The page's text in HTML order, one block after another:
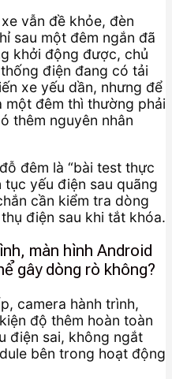
vẫn đề khỏe, đèn
sau một đêm ngắn đã
khởi động được, chủ
điện đang có tải
xe yếu dần, nhưng để
một đêm thì thường phải
thêm nguyên nhân
đêm là “bài test thực
tục yếu điện sau quãng
cần kiểm tra dòng
điện sau khi tắt khóa.
màn hình Android
gây dòng rò không?
camera hành trình,
độ thêm hoàn toàn
điện sai, không ngắt
bên trong hoạt động